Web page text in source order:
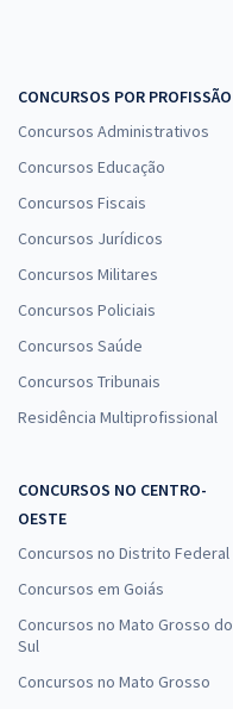
CONCURSOS POR PROFISSÃO
Concursos Administrativos
Concursos Educação
Concursos Fiscais
Concursos Jurídicos
Concursos Militares
Concursos Policiais
Concursos Saúde
Concursos Tribunais
Residência Multiprofissional
CONCURSOS NO CENTRO-
OESTE
Concursos no Distrito Federal
Concursos em Goiás
Concursos no Mato Grosso do
Sul
Concursos no Mato Grosso